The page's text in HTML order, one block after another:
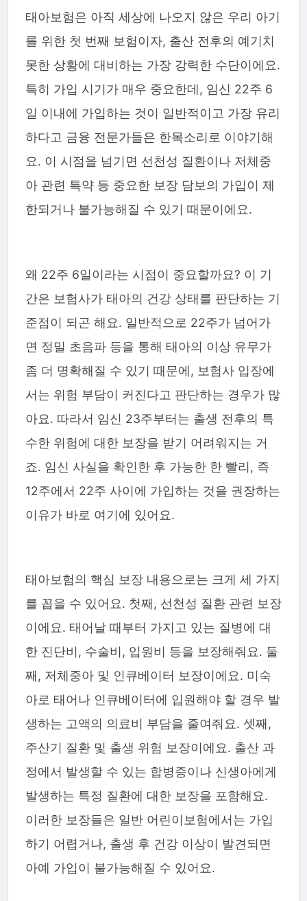
태아보험은 아직 세상에 나오지 않은 우리 아기
를 위한 첫 번째 보험이자, 출산 전후의 예기치
못한 상황에 대비하는 가장 강력한 수단이에요.
특히 가입 시기가 매우 중요한데, 임신 22주 6
일 이내에 가입하는 것이 일반적이고 가장 유리
하다고 금융 전문가들은 한목소리로 이야기해
요. 이 시점을 넘기면 선천성 질환이나 저체중
아 관련 특약 등 중요한 보장 담보의 가입이 제
한되거나 불가능해질 수 있기 때문이에요.
왜 22주 6일이라는 시점이 중요할까요? 이 기
간은 보험사가 태아의 건강 상태를 판단하는 기
준점이 되곤 해요. 일반적으로 22주가 넘어가
면 정밀 초음파 등을 통해 태아의 이상 유무가
좀 더 명확해질 수 있기 때문에, 보험사 입장에
서는 위험 부담이 커진다고 판단하는 경우가 많
아요. 따라서 임신 23주부터는 출생 전후의 특
수한 위험에 대한 보장을 받기 어려워지는 거
죠. 임신 사실을 확인한 후 가능한 한 빨리, 즉
12주에서 22주 사이에 가입하는 것을 권장하는
이유가 바로 여기에 있어요.
태아보험의 핵심 보장 내용으로는 크게 세 가지
를 꼽을 수 있어요. 첫째, 선천성 질환 관련 보장
이에요. 태어날 때부터 가지고 있는 질병에 대
한 진단비, 수술비, 입원비 등을 보장해줘요. 둘
째, 저체중아 및 인큐베이터 보장이에요. 미숙
아로 태어나 인큐베이터에 입원해야 할 경우 발
생하는 고액의 의료비 부담을 줄여줘요. 셋째,
주산기 질환 및 출생 위험 보장이에요. 출산 과
정에서 발생할 수 있는 합병증이나 신생아에게
발생하는 특정 질환에 대한 보장을 포함해요.
이러한 보장들은 일반 어린이보험에서는 가입
하기 어렵거나, 출생 후 건강 이상이 발견되면
아예 가입이 불가능해질 수 있어요.